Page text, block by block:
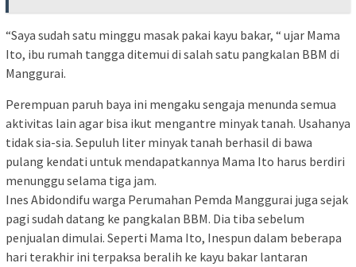
“Saya sudah satu minggu masak pakai kayu bakar, “ ujar Mama
Ito, ibu rumah tangga ditemui di salah satu pangkalan BBM di
Manggurai.
Perempuan paruh baya ini mengaku sengaja menunda semua
aktivitas lain agar bisa ikut mengantre minyak tanah. Usahanya
tidak sia-sia. Sepuluh liter minyak tanah berhasil di bawa
pulang kendati untuk mendapatkannya Mama Ito harus berdiri
menunggu selama tiga jam.
Ines Abidondifu warga Perumahan Pemda Manggurai juga sejak
pagi sudah datang ke pangkalan BBM. Dia tiba sebelum
penjualan dimulai. Seperti Mama Ito, Inespun dalam beberapa
hari terakhir ini terpaksa beralih ke kayu bakar lantaran